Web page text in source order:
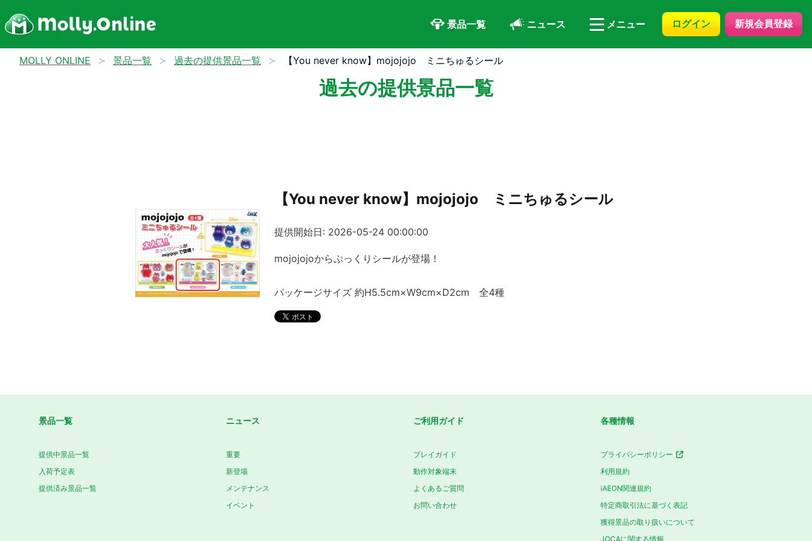
景品一覧 ニュース メニュー ログイン 新規会員登録
MOLLY ONLINE 景品一覧 過去の提供景品一覧 【You never know】mojojojo ミニちゅるシール
過去の提供景品一覧
【You never know】mojojojo ミニちゅるシール
提供開始日: 2026-05-24 00:00:00
mojojojoからぷっくりシールが登場！
パッケージサイズ 約H5.5cm×W9cm×D2cm 全4種
景品一覧
提供中景品一覧
入荷予定表
提供済み景品一覧
ニュース
重要
新登場
メンテナンス
イベント
ご利用ガイド
プレイガイド
動作対象端末
よくあるご質問
お問い合わせ
各種情報
プライバシーポリシー
利用規約
iAEON関連規約
特定商取引法に基づく表記
獲得景品の取り扱いについて
JOCAに関する情報